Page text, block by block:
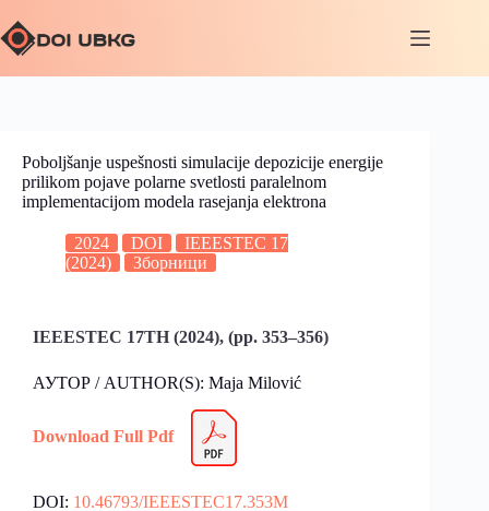
Poboljšanje uspešnosti simulacije depozicije energije
prilikom pojave polarne svetlosti paralelnom
implementacijom modela rasejanja elektrona
2024 DOI
IEEESTEC 17
(2024)
Зборници
IEEESTEC 17TH (2024), (pp. 353–356)
АУТОР / AUTHOR(S): Maja Milović
Download Full Pdf
DOI: 10.46793/IEEESTEC17.353M